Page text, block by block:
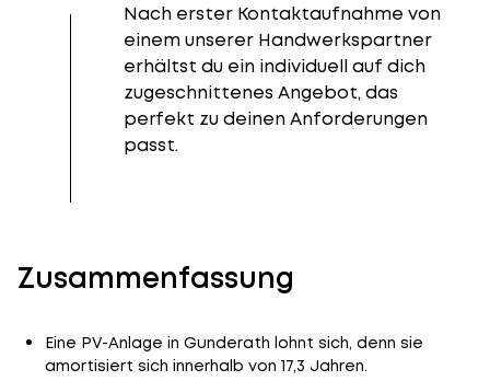
Nach erster Kontaktaufnahme von
einem unserer Handwerkspartner
erhältst du ein individuell auf dich
zugeschnittenes Angebot, das
perfekt zu deinen Anforderungen
passt.
Zusammenfassung
Eine PV-Anlage in Gunderath lohnt sich, denn sie
amortisiert sich innerhalb von 17,3 Jahren.